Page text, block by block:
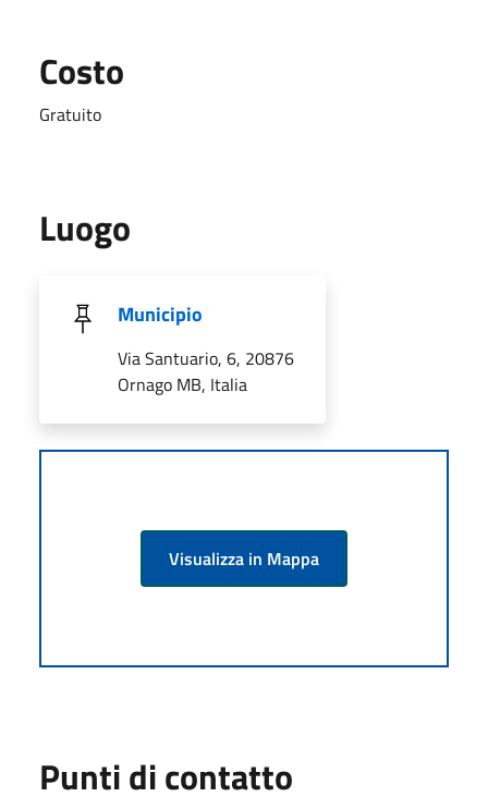
Costo
Gratuito
Luogo
Municipio
Via Santuario, 6, 20876
Ornago MB, Italia
Visualizza in Mappa
Punti di contatto